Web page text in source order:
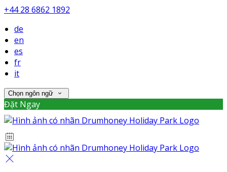
+44 28 6862 1892
de
en
es
fr
it
Chọn ngôn ngữ
Đặt Ngay